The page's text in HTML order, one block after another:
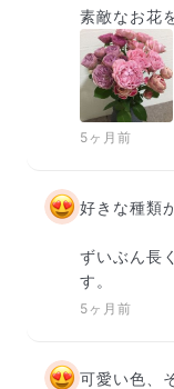
素敵なお花
5ヶ月前
好きな種類
ずいぶん長
す。
5ヶ月前
可愛い色、